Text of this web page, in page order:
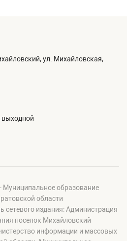
ул. Михайловская,
выходной
Муниципальное образование
области
сетевого издания: Администрация
поселок Михайловский
информации и массовых